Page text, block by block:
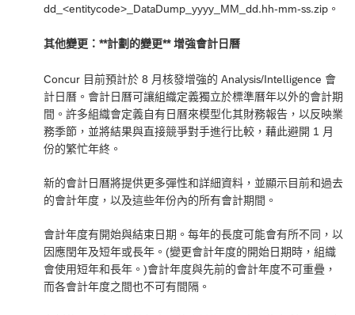
dd_<entitycode>_DataDump_yyyy_MM_dd.hh-mm-ss.zip 。
其他變更：**計劃的變更** 增強會計日曆
Concur 目前預計於 8 月核發增強的 Analysis/Intelligence 會
計日曆。會計日曆可讓組織定義獨立於標準曆年以外的會計期
間。許多組織會定義自有日曆來模型化其財務報告，以反映業
務季節，並將結果與直接競爭對手進行比較，藉此避開 1 月
份的繁忙年終。
新的會計日曆將提供更多彈性和詳細資料，並顯示目前和過去
的會計年度，以及這些年份內的所有會計期間。
會計年度有開始與結束日期。每年的長度可能會有所不同，以
因應閏年及短年或長年。(變更會計年度的開始日期時，組織
會使用短年和長年。)會計年度與先前的會計年度不可重疊，
而各會計年度之間也不可有間隔。